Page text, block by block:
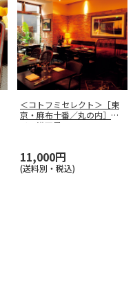
＜コトフミセレクト＞［東
京・麻布十番／丸の内］グ
リル満天星
11,000円
(送料別・税込)